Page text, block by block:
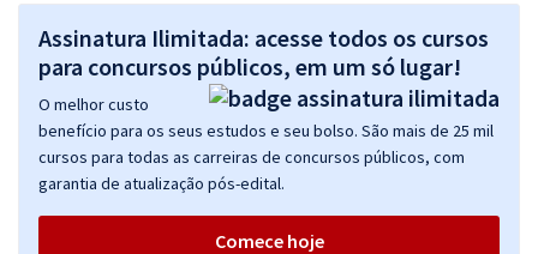
Assinatura Ilimitada: acesse todos os cursos
para concursos públicos, em um só lugar!
O melhor custo
benefício para os seus estudos e seu bolso. São mais de 25 mil
cursos para todas as carreiras de concursos públicos, com
garantia de atualização pós-edital.
Comece hoje